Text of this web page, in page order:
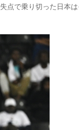
点で乗り切った日本